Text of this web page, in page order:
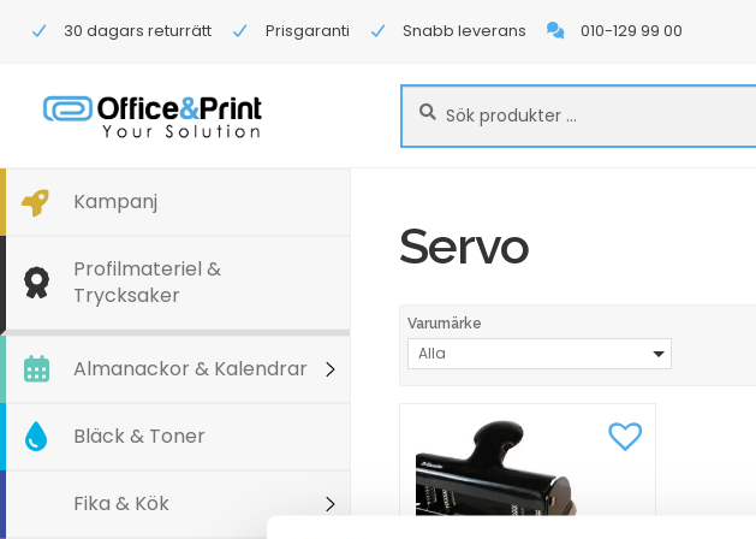
30 dagars returrätt Prisgaranti Snabb leverans 010-129 99 00
Sök
efter:
Sök
Kampanj
Profilmateriel &
Trycksaker
Almanackor & Kalendrar
Bläck & Toner
Fika & Kök
Servo
Varumärke
Alla